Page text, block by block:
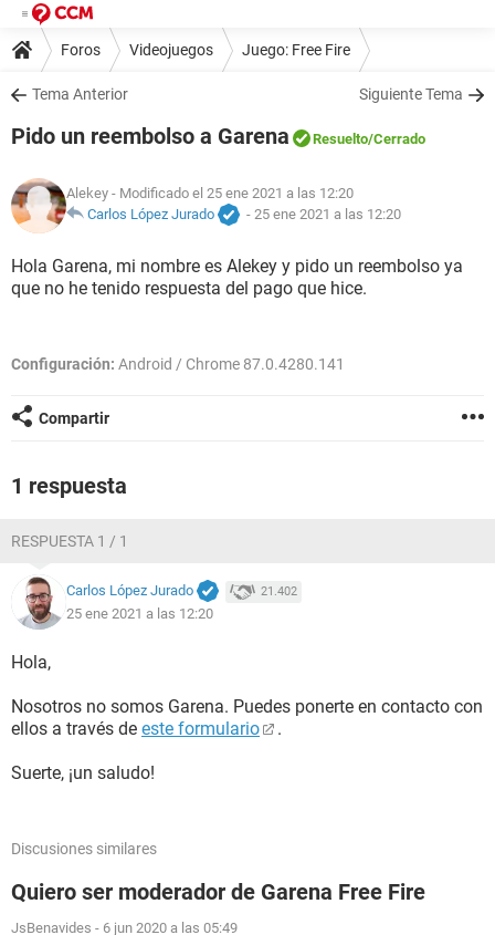
Foros Videojuegos Juego: Free Fire
Tema Anterior Siguiente Tema
Pido un reembolso a Garena Resuelto/Cerrado
Alekey - Modificado el 25 ene 2021 a las 12:20
Carlos López Jurado
- 25 ene 2021 a las 12:20
Hola Garena, mi nombre es Alekey y pido un reembolso ya
que no he tenido respuesta del pago que hice.
Configuración: Android / Chrome 87.0.4280.141
Compartir
1 respuesta
RESPUESTA 1 / 1
Carlos López Jurado 21.402
25 ene 2021 a las 12:20
Hola,
Nosotros no somos Garena. Puedes ponerte en contacto con
ellos a través de este formulario .
Suerte, ¡un saludo!
Discusiones similares
Quiero ser moderador de Garena Free Fire
JsBenavides - 6 jun 2020 a las 05:49